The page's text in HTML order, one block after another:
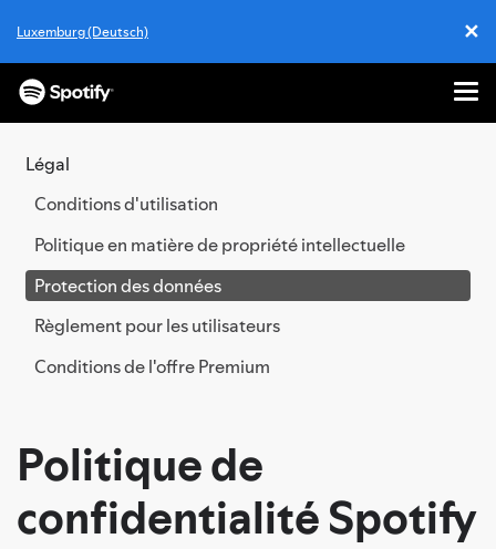
Luxemburg (Deutsch)
✕
Légal
Conditions d'utilisation
Politique en matière de propriété intellectuelle
Protection des données
Règlement pour les utilisateurs
Conditions de l'offre Premium
Politique de
confidentialité Spotify